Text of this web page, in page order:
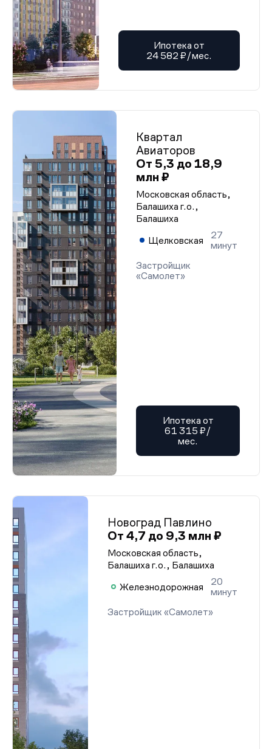
Ипотека от
24 582 ₽/мес.
Квартал
Авиаторов
От 5,3 до 18,9
млн ₽
Московская область,
Балашиха г.о.,
Балашиха
Щелковская
27
минут
Застройщик
«Самолет»
Ипотека от
61 315 ₽/
мес.
Новоград Павлино
От 4,7 до 9,3 млн ₽
Московская область,
Балашиха г.о., Балашиха
Железнодорожная
20
минут
Застройщик «Самолет»